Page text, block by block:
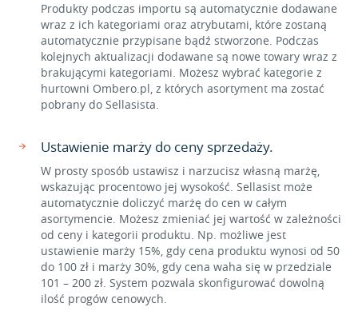
Produkty podczas importu są automatycznie dodawane
wraz z ich kategoriami oraz atrybutami, które zostaną
automatycznie przypisane bądź stworzone. Podczas
kolejnych aktualizacji dodawane są nowe towary wraz z
brakującymi kategoriami. Możesz wybrać kategorie z
hurtowni Ombero.pl, z których asortyment ma zostać
pobrany do Sellasista.
Ustawienie marży do ceny sprzedaży.
W prosty sposób ustawisz i narzucisz własną marżę,
wskazując procentowo jej wysokość. Sellasist może
automatycznie doliczyć marżę do cen w całym
asortymencie. Możesz zmieniać jej wartość w zależności
od ceny i kategorii produktu. Np. możliwe jest
ustawienie marży 15%, gdy cena produktu wynosi od 50
do 100 zł i marży 30%, gdy cena waha się w przedziale
101 – 200 zł. System pozwala skonfigurować dowolną
ilość progów cenowych.